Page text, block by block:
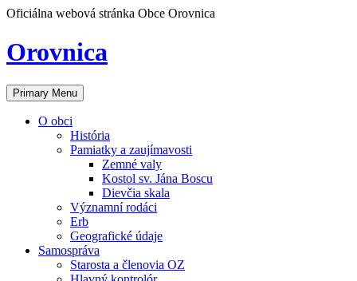
Skip
content
Oficiálna webová stránka Obce Orovnica
Orovnica
Primary Menu
O obci
História
Pamiatky a zaujímavosti
Zemné valy
Kostol sv. Jána Boscu
Dievčia skala
Významní rodáci
Erb
Geografické údaje
Samospráva
Starosta a členovia OZ